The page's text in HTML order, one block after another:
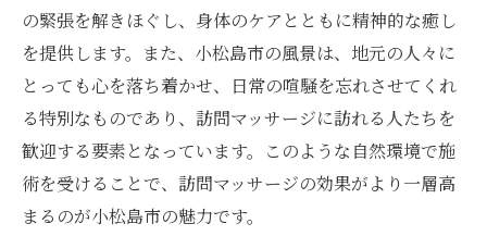
の緊張を解きほぐし、身体のケアとともに精神的な癒し
を提供します。また、小松島市の風景は、地元の人々に
とっても心を落ち着かせ、日常の喧騒を忘れさせてくれ
る特別なものであり、訪問マッサージに訪れる人たちを
歓迎する要素となっています。このような自然環境で施
術を受けることで、訪問マッサージの効果がより一層高
まるのが小松島市の魅力です。